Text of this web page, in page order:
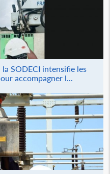
SODECI intensifie les
accompagner l...